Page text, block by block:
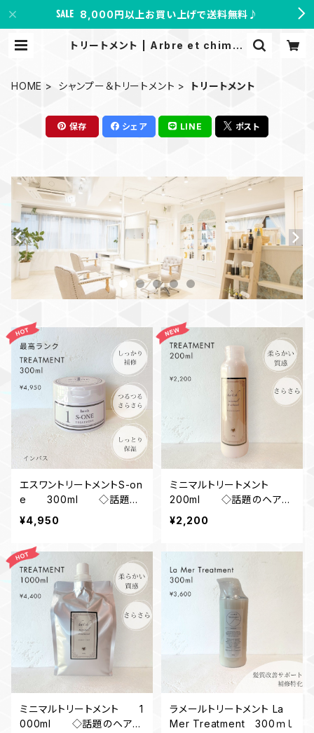
8,000円以上お買い上げで送料無料♪
トリートメント | Arbre et chimie
HOME シャンプー＆トリートメント トリートメント
保存 シェア LINE ポスト
エスワントリートメントS-on
e 300ml ◇話題の
ヘアケア成分《トステア》配
合◇
¥4,950
ミニマルトリートメント
200ml ◇話題のヘアケ
ア成分《トステア》配合◇
¥2,200
ミニマルトリートメント 1
000ml ◇話題のヘアケ
ラメールトリートメント La
Mer Treatment 300ｍｌ